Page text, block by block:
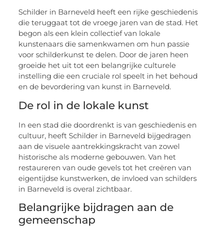
Schilder in Barneveld heeft een rijke geschiedenis
die teruggaat tot de vroege jaren van de stad. Het
begon als een klein collectief van lokale
kunstenaars die samenkwamen om hun passie
voor schilderkunst te delen. Door de jaren heen
groeide het uit tot een belangrijke culturele
instelling die een cruciale rol speelt in het behoud
en de bevordering van kunst in Barneveld.
De rol in de lokale kunst
In een stad die doordrenkt is van geschiedenis en
cultuur, heeft Schilder in Barneveld bijgedragen
aan de visuele aantrekkingskracht van zowel
historische als moderne gebouwen. Van het
restaureren van oude gevels tot het creëren van
eigentijdse kunstwerken, de invloed van schilders
in Barneveld is overal zichtbaar.
Belangrijke bijdragen aan de
gemeenschap